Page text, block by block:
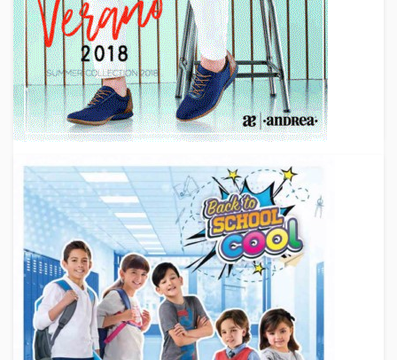
Nuevo catálogo Mundo Terra Look Terra Otoño Invierno
2018 con las mejores tendencias de moda. Son más de
235 páginas llenas de novedades en moda, ropa, outfits,
July 18, 2018 ByVenta Por Catalogo 3 Min Reading
Andrea ,Catalogo Andrea ,Catalogos Estados Unidos
Catalogos Para Mayorista
,Catalogos Para Vender
Caballero
Ferrato Jeans Precios de Mayoreo , Productos
Para Vender Por Catalogo
,Ropa por Catalogo
Mayoreo ,Vender Zapatos por Catalogo ,Venta Por
Catalogo ,Ventas Por Catalogo ,Verano 2018 ,Zapatos
Ferrato Ropa y Zapatos de Hombre
| Verano 2018